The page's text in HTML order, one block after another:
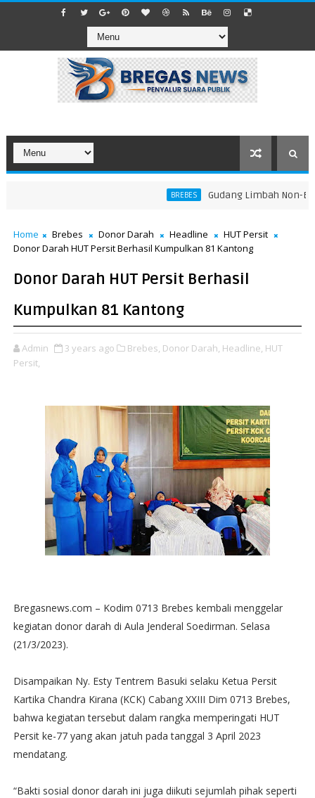
BREBES ​Gudang Limbah Non-B3
Home Brebes Donor Darah Headline
HUT Persit
Donor Darah HUT Persit Berhasil Kumpulkan 81 Kantong
Donor Darah HUT Persit Berhasil
Kumpulkan 81 Kantong
Admin 3 years ago Brebes, Donor Darah, Headline, HUT
Persit,
Bregasnews.com – Kodim 0713 Brebes kembali menggelar
kegiatan donor darah di Aula Jenderal Soedirman. Selasa
(21/3/2023).
Disampaikan Ny. Esty Tentrem Basuki selaku Ketua Persit
Kartika Chandra Kirana (KCK) Cabang XXIII Dim 0713 Brebes,
bahwa kegiatan tersebut dalam rangka memperingati HUT
Persit ke-77 yang akan jatuh pada tanggal 3 April 2023
mendatang.
“Bakti sosial donor darah ini juga diikuti sejumlah pihak seperti